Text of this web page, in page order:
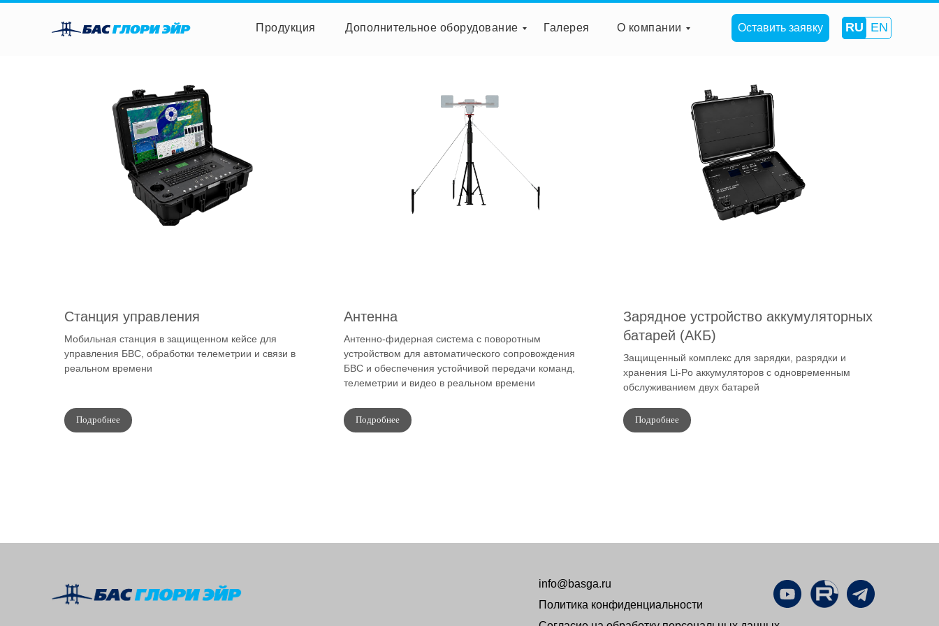
Оставить заявку
Дополнительное оборудование Галерея
Продукция О компании EN
RU
Станция управления
Мобильная станция в защищенном кейсе для
управления БВС, обработки телеметрии и связи в
реальном времени
Подробнее
Антенна
Антенно-фидерная система с поворотным
устройством для автоматического сопровождения
БВС и обеспечения устойчивой передачи команд,
телеметрии и видео в реальном времени
Подробнее
Зарядное устройство аккумуляторных
батарей (АКБ)
Защищенный комплекс для зарядки, разрядки и
хранения Li-Po аккумуляторов с одновременным
обслуживанием двух батарей
Подробнее
info@basga.ru
Политика конфиденциальности